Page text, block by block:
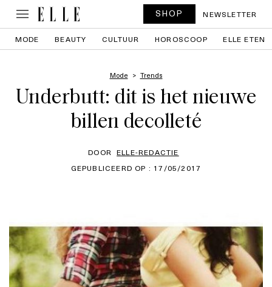
SHOP NEWSLETTER
MODE BEAUTY CULTUUR HOROSCOOP ELLE ETEN
Mode Trends
Underbutt: dit is het nieuwe
billen decolleté
DOOR ELLE-REDACTIE
GEPUBLICEERD OP : 17/05/2017